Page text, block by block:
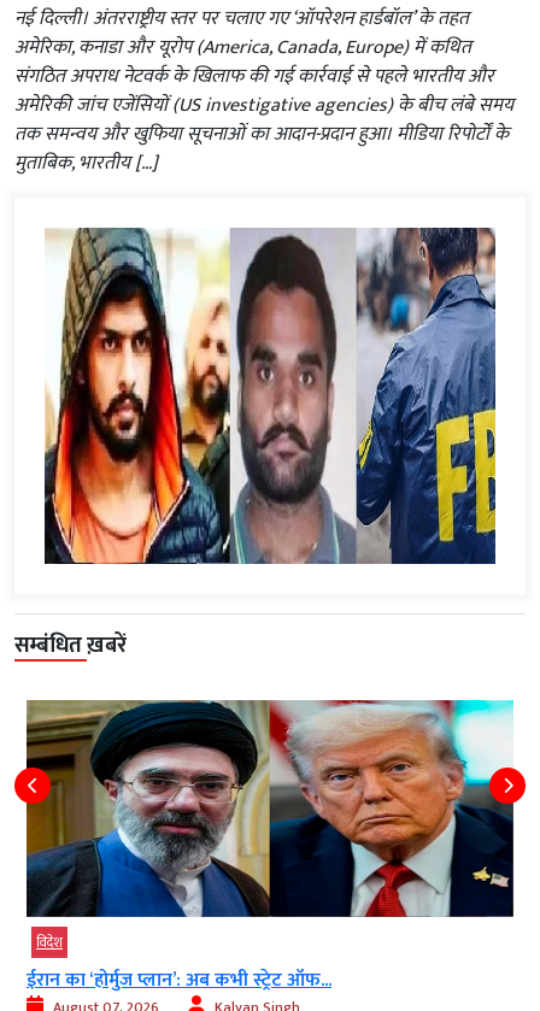
नई दिल्ली। अंतरराष्ट्रीय स्तर पर चलाए गए ‘ऑपरेशन हार्डबॉल’ के तहत
अमेरिका, कनाडा और यूरोप (America, Canada, Europe) में कथित
संगठित अपराध नेटवर्क के खिलाफ की गई कार्रवाई से पहले भारतीय और
अमेरिकी जांच एजेंसियों (US investigative agencies) के बीच लंबे समय
तक समन्वय और खुफिया सूचनाओं का आदान-प्रदान हुआ। मीडिया रिपोर्टों के
मुताबिक, भारतीय […]
सम्बंधित ख़बरें
अब कभी स्ट्रेट ऑफ...